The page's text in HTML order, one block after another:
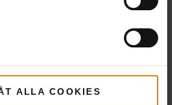
ALLA COOKIES